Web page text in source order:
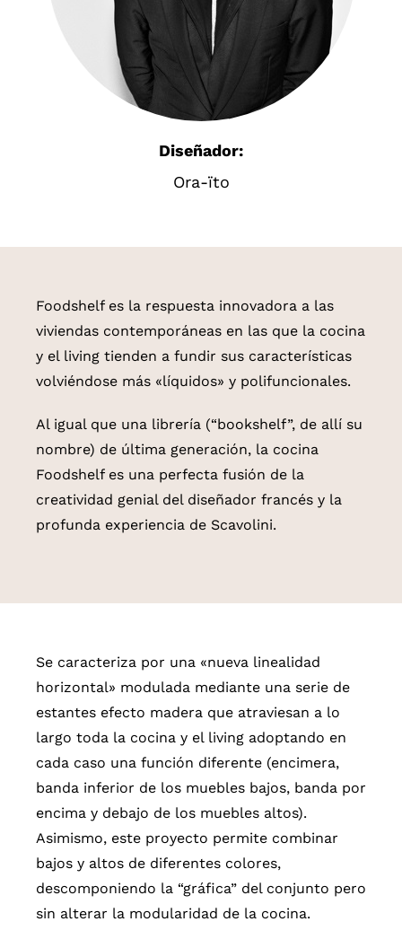
Diseñador:
Ora-ïto
Foodshelf es la respuesta innovadora a las
viviendas contemporáneas en las que la cocina
y el living tienden a fundir sus características
volviéndose más «líquidos» y polifuncionales.
Al igual que una librería (“bookshelf”, de allí su
nombre) de última generación, la cocina
Foodshelf es una perfecta fusión de la
creatividad genial del diseñador francés y la
profunda experiencia de Scavolini.
Se caracteriza por una «nueva linealidad
horizontal» modulada mediante una serie de
estantes efecto madera que atraviesan a lo
largo toda la cocina y el living adoptando en
cada caso una función diferente (encimera,
banda inferior de los muebles bajos, banda por
encima y debajo de los muebles altos).
Asimismo, este proyecto permite combinar
bajos y altos de diferentes colores,
descomponiendo la “gráfica” del conjunto pero
sin alterar la modularidad de la cocina.